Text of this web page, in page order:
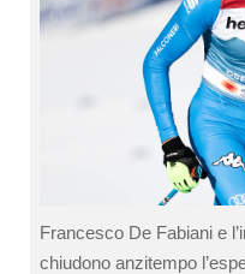
Francesco De Fabiani e
chiudono anzitempo